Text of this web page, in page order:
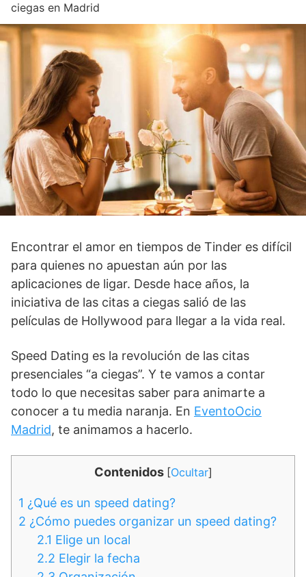
ciegas en Madrid
Encontrar el amor en tiempos de Tinder es difícil
para quienes no apuestan aún por las
aplicaciones de ligar. Desde hace años, la
iniciativa de las citas a ciegas salió de las
películas de Hollywood para llegar a la vida real.
Speed Dating es la revolución de las citas
presenciales “a ciegas”. Y te vamos a contar
todo lo que necesitas saber para animarte a
conocer a tu media naranja. En EventoOcio
Madrid, te animamos a hacerlo.
Contenidos [Ocultar]
1 ¿Qué es un speed dating?
2 ¿Cómo puedes organizar un speed dating?
2.1 Elige un local
2.2 Elegir la fecha